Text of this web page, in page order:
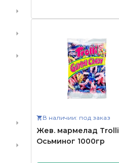
В наличии: под заказ
Жев. мармелад Trolli
Осьминог 1000гр